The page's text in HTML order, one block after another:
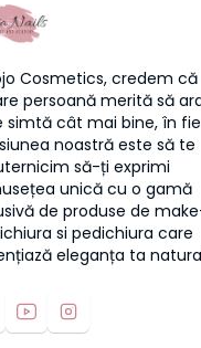
Cosmetics, credem că
persoană merită să
simtă cât mai bine, în
noastră este să te
să-ți exprimi
unică cu o gamă
de produse de
si pedichiura care
eleganța ta